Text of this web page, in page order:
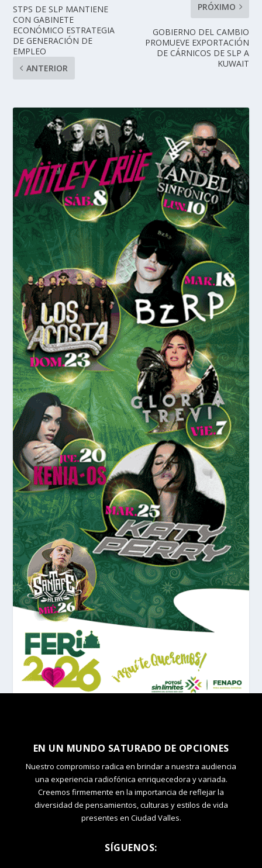
STPS DE SLP MANTIENE
CON GABINETE
ECONÓMICO ESTRATEGIA
DE GENERACIÓN DE
EMPLEO
ANTERIOR
PRÓXIMO
GOBIERNO DEL CAMBIO
PROMUEVE EXPORTACIÓN
DE CÁRNICOS DE SLP A
KUWAIT
EN UN MUNDO SATURADO DE OPCIONES
Nuestro compromiso radica en brindar a nuestra audiencia
una experiencia radiofónica enriquecedora y variada.
Creemos firmemente en la importancia de reflejar la
diversidad de pensamientos, culturas y estilos de vida
presentes en Ciudad Valles.
SÍGUENOS: